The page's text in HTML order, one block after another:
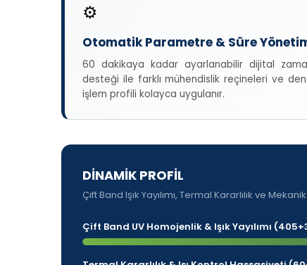
⚙️
Otomatik Parametre & Süre
60 dakikaya kadar ayarlanabilir dijital
desteği ile farklı mühendislik reçineleri ve
işlem profili kolayca uygulanır.
DİNAMİK PROFİL
Çift Band Işık Yayılımı, Termal Kararlılık ve
Çift Band UV Homojenlik & Işık Yayılımı